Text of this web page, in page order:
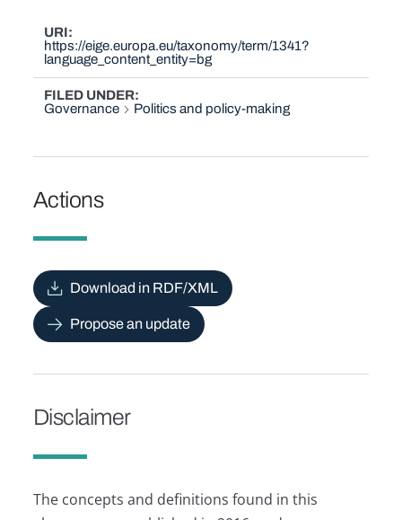
URI
https://eige.europa.eu/taxonomy/term/1341?
language_content_entity=bg
FILED UNDER
Governance
Politics and policy-making
Actions
Download in RDF/XML
Propose an update
Disclaimer
The concepts and definitions found in this